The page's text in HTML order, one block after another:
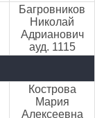
Багровников
Николай
Адрианович
ауд. 1115
Кострова
Мария
Алексеевна